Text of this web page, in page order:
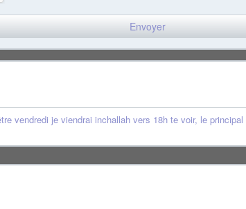
vendredi je viendrai inchallah vers 18h te voir, le